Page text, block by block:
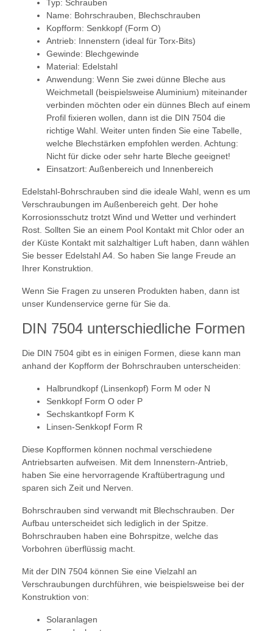
Typ: Schrauben
Name: Bohrschrauben, Blechschrauben
Kopfform: Senkkopf (Form O)
Antrieb: Innenstern (ideal für Torx-Bits)
Gewinde: Blechgewinde
Material: Edelstahl
Anwendung: Wenn Sie zwei dünne Bleche aus
Weichmetall (beispielsweise Aluminium) miteinander
verbinden möchten oder ein dünnes Blech auf einem
Profil fixieren wollen, dann ist die DIN 7504 die
richtige Wahl. Weiter unten finden Sie eine Tabelle,
welche Blechstärken empfohlen werden. Achtung:
Nicht für dicke oder sehr harte Bleche geeignet!
Einsatzort: Außenbereich und Innenbereich
Edelstahl-Bohrschrauben sind die ideale Wahl, wenn es um
Verschraubungen im Außenbereich geht. Der hohe
Korrosionsschutz trotzt Wind und Wetter und verhindert
Rost. Sollten Sie an einem Pool Kontakt mit Chlor oder an
der Küste Kontakt mit salzhaltiger Luft haben, dann wählen
Sie besser Edelstahl A4. So haben Sie lange Freude an
Ihrer Konstruktion.
Wenn Sie Fragen zu unseren Produkten haben, dann ist
unser Kundenservice gerne für Sie da.
DIN 7504 unterschiedliche Formen
Die DIN 7504 gibt es in einigen Formen, diese kann man
anhand der Kopfform der Bohrschrauben unterscheiden:
Halbrundkopf (Linsenkopf) Form M oder N
Senkkopf Form O oder P
Sechskantkopf Form K
Linsen-Senkkopf Form R
Diese Kopfformen können nochmal verschiedene
Antriebsarten aufweisen. Mit dem Innenstern-Antrieb,
haben Sie eine hervorragende Kraftübertragung und
sparen sich Zeit und Nerven.
Bohrschrauben sind verwandt mit Blechschrauben. Der
Aufbau unterscheidet sich lediglich in der Spitze.
Bohrschrauben haben eine Bohrspitze, welche das
Vorbohren überflüssig macht.
Mit der DIN 7504 können Sie eine Vielzahl an
Verschraubungen durchführen, wie beispielsweise bei der
Konstruktion von:
Solaranlagen